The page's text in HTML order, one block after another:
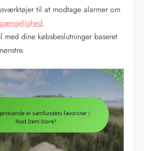
til at modtage alarmer om
.
dine købsbeslutninger baseret